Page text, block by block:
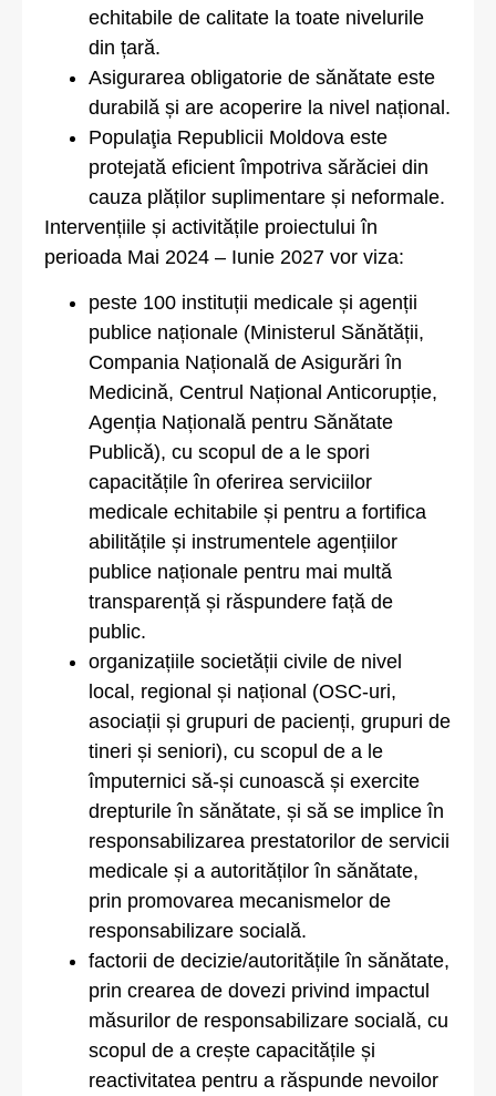
echitabile de calitate la toate nivelurile
din țară.
Asigurarea obligatorie de sănătate este
durabilă și are acoperire la nivel național.
Populaţia Republicii Moldova este
protejată eficient împotriva sărăciei din
cauza plăților suplimentare și neformale.
Intervențiile și activitățile proiectului în
perioada Mai 2024 – Iunie 2027 vor viza:
peste 100 instituții medicale și agenții
publice naționale (Ministerul Sănătății,
Compania Națională de Asigurări în
Medicină, Centrul Național Anticorupție,
Agenția Națională pentru Sănătate
Publică), cu scopul de a le spori
capacitățile în oferirea serviciilor
medicale echitabile și pentru a fortifica
abilitățile și instrumentele agențiilor
publice naționale pentru mai multă
transparență și răspundere față de
public.
organizațiile societății civile de nivel
local, regional și național (OSC-uri,
asociații și grupuri de pacienți, grupuri de
tineri și seniori), cu scopul de a le
împuternici să-și cunoască și exercite
drepturile în sănătate, și să se implice în
responsabilizarea prestatorilor de servicii
medicale și a autorităților în sănătate,
prin promovarea mecanismelor de
responsabilizare socială.
factorii de decizie/autoritățile în sănătate,
prin crearea de dovezi privind impactul
măsurilor de responsabilizare socială, cu
scopul de a crește capacitățile și
reactivitatea pentru a răspunde nevoilor